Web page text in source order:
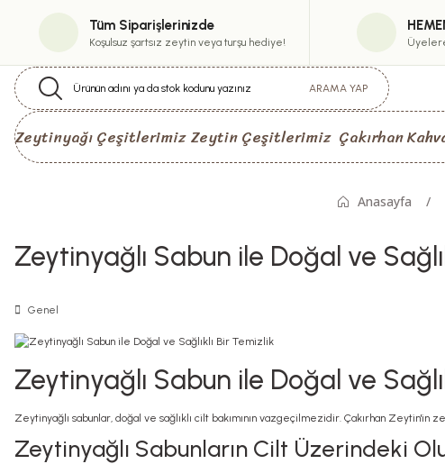
Tüm Siparişlerinizde
Koşulsuz şartsız zeytin veya turşu hediye!
ARAMA YAP
Zeytinyağı Çeşitlerimiz Zeytin Çeşitlerimiz Çakırhan
Anasayfa
Zeytinyağlı Sabun ile Doğal ve
Genel
Zeytinyağlı Sabun ile Doğal ve
Zeytinyağlı sabunlar, doğal ve sağlıklı cilt bakımının vazgeçilmezidir. Çakırhan Zeytin'in
Zeytinyağlı Sabunların Cilt Üzerindeki